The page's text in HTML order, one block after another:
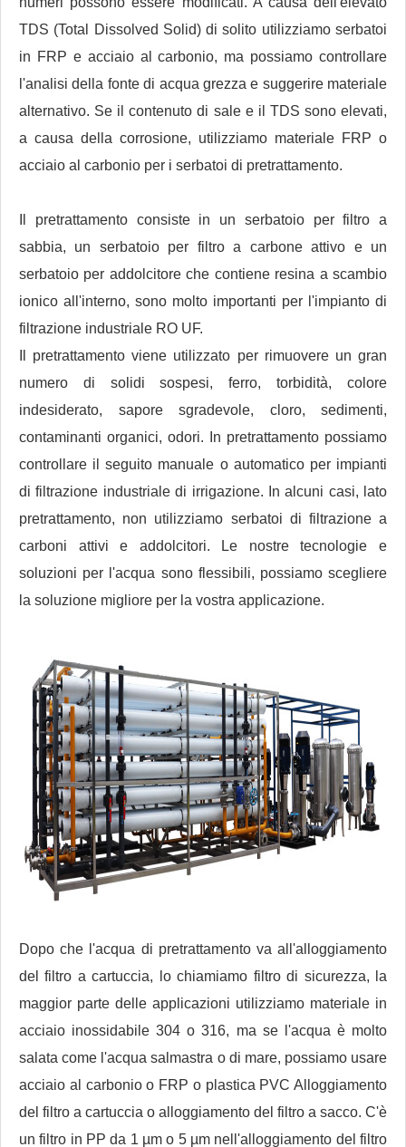
TDS (Total Dissolved Solid) di solito utilizziamo serbatoi
in FRP e acciaio al carbonio, ma possiamo controllare
l'analisi della fonte di acqua grezza e suggerire materiale
alternativo. Se il contenuto di sale e il TDS sono elevati,
a causa della corrosione, utilizziamo materiale FRP o
acciaio al carbonio per i serbatoi di pretrattamento.
Il pretrattamento consiste in un serbatoio per filtro a
sabbia, un serbatoio per filtro a carbone attivo e un
serbatoio per addolcitore che contiene resina a scambio
ionico all'interno, sono molto importanti per l'impianto di
filtrazione industriale RO UF.
Il pretrattamento viene utilizzato per rimuovere un gran
numero di solidi sospesi, ferro, torbidità, colore
indesiderato, sapore sgradevole, cloro, sedimenti,
contaminanti organici, odori. In pretrattamento possiamo
controllare il seguito manuale o automatico per impianti
di filtrazione industriale di irrigazione. In alcuni casi, lato
pretrattamento, non utilizziamo serbatoi di filtrazione a
carboni attivi e addolcitori. Le nostre tecnologie e
soluzioni per l'acqua sono flessibili, possiamo scegliere
la soluzione migliore per la vostra applicazione.
Dopo che l'acqua di pretrattamento va all'alloggiamento
del filtro a cartuccia, lo chiamiamo filtro di sicurezza, la
maggior parte delle applicazioni utilizziamo materiale in
acciaio inossidabile 304 o 316, ma se l'acqua è molto
salata come l'acqua salmastra o di mare, possiamo usare
acciaio al carbonio o FRP o plastica PVC Alloggiamento
del filtro a cartuccia o alloggiamento del filtro a sacco. C'è
un filtro in PP da 1 µm o 5 µm nell'alloggiamento del filtro